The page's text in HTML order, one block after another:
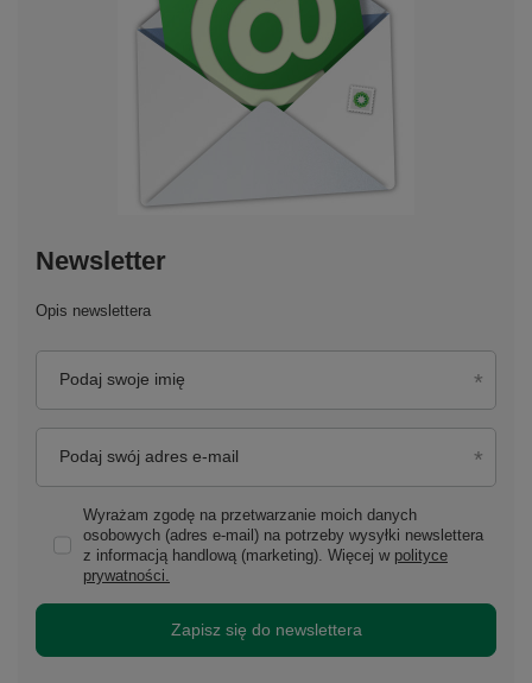
Newsletter
Opis newslettera
Podaj swoje imię
Podaj swój adres e-mail
Wyrażam zgodę na przetwarzanie moich danych
osobowych (adres e-mail) na potrzeby wysyłki newslettera
z informacją handlową (marketing). Więcej w polityce
prywatności.
Zapisz się do newslettera